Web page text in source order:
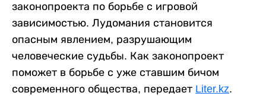
законопроекта по борьбе с игровой
зависимостью. Лудомания становится
опасным явлением, разрушающим
человеческие судьбы. Как законопроект
поможет в борьбе с уже ставшим бичом
современного общества, передает Liter.kz.